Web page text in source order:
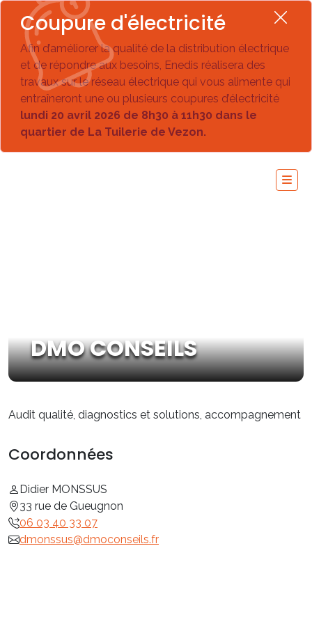
Coupure d'électricité
Afin d’améliorer la qualité de la distribution électrique
et de répondre aux besoins, Enedis réalisera des
travaux sur le réseau électrique qui vous alimente qui
entraîneront une ou plusieurs coupures d’électricité
lundi 20 avril 2026 de 8h30 à 11h30 dans le
quartier de La Tuilerie de Vezon.
DMO CONSEILS
Audit qualité, diagnostics et solutions, accompagnement
Coordonnées
Didier MONSSUS
33 rue de Gueugnon
06 03 40 33 07
dmonssus@dmoconseils.fr